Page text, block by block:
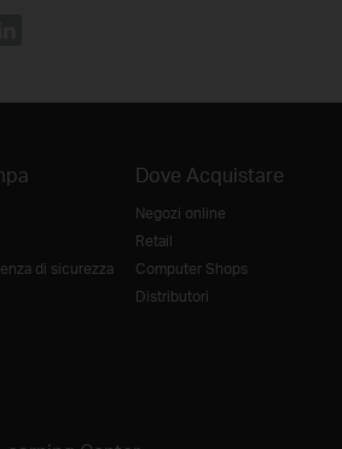
di sicurezza
Dove Acquistare
Negozi online
Retail
Computer Shops
Distributori